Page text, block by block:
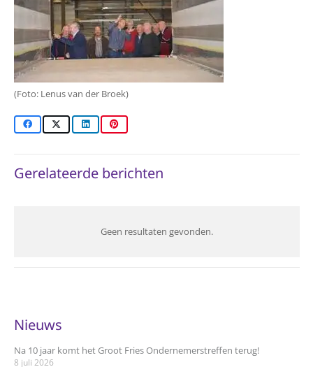
(Foto: Lenus van der Broek)
Gerelateerde berichten
Geen resultaten gevonden.
Nieuws
Na 10 jaar komt het Groot Fries Ondernemerstreffen terug!
8 juli 2026